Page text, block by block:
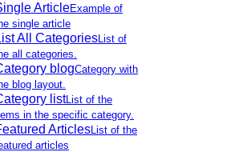
ArticleExample of
single article
All CategoriesList of
all categories.
blogCategory with
blog layout.
listList of the
in the specific category.
ArticlesList of the
articles